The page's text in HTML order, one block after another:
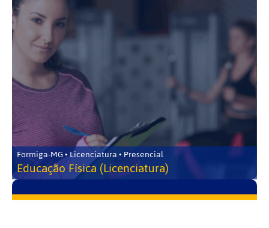
Formiga-MG • Licenciatura • Presencial
Educação Física (Licenciatura)